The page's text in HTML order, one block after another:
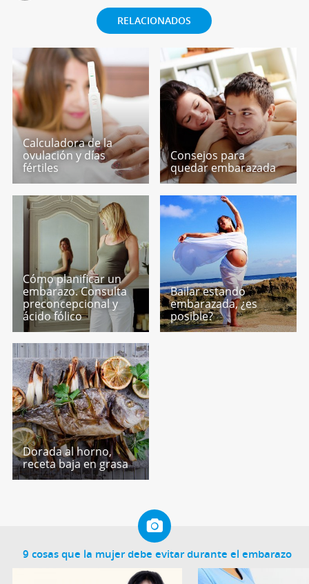
RELACIONADOS
Calculadora de la
ovulación y días
fértiles
Consejos para
quedar embarazada
Cómo planificar un
embarazo. Consulta
preconcepcional y
ácido fólico
Bailar estando
embarazada, ¿es
posible?
Dorada al horno,
receta baja en grasa
9 cosas que la mujer debe evitar durante el embarazo